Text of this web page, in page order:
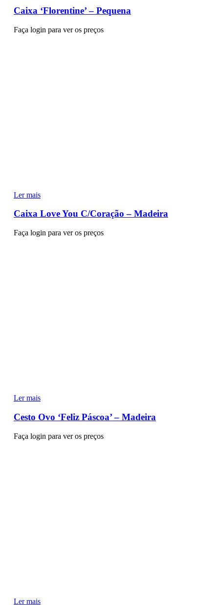
Caixa ‘Florentine’ – Pequena
Faça login para ver os preços
Ler mais
Caixa Love You C/Coração – Madeira
Faça login para ver os preços
Ler mais
Cesto Ovo ‘Feliz Páscoa’ – Madeira
Faça login para ver os preços
Ler mais